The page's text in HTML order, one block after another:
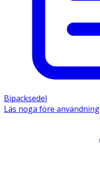
Bipacksedel
Läs noga före användning